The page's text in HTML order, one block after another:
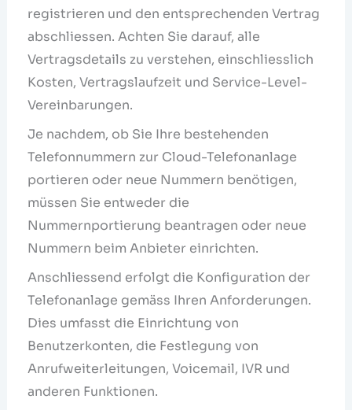
registrieren und den entsprechenden Vertrag
abschliessen. Achten Sie darauf, alle
Vertragsdetails zu verstehen, einschliesslich
Kosten, Vertragslaufzeit und Service-Level-
Vereinbarungen.
Je nachdem, ob Sie Ihre bestehenden
Telefonnummern zur Cloud-Telefonanlage
portieren oder neue Nummern benötigen,
müssen Sie entweder die
Nummernportierung beantragen oder neue
Nummern beim Anbieter einrichten.
Anschliessend erfolgt die Konfiguration der
Telefonanlage gemäss Ihren Anforderungen.
Dies umfasst die Einrichtung von
Benutzerkonten, die Festlegung von
Anrufweiterleitungen, Voicemail, IVR und
anderen Funktionen.